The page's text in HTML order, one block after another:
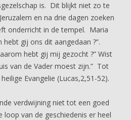
is. Dit blijkt niet zo te
en na drie dagen zoeken
onderricht in de tempel. Maria
gij ons dit aangedaan ?”.
hebt gij mij gezocht ?” Wist
van de Vader moest zijn.” Tot
Evangelie (Lucas,2,51-52).
verdwijning niet tot een goed
loop van de geschiedenis er heel